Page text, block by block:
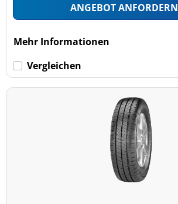
ANGEBOT ANFORDERN
Mehr Informationen
Vergleichen